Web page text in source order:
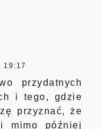
19:17
przydatnych
i tego, gdzie
przyznać, że
mimo później